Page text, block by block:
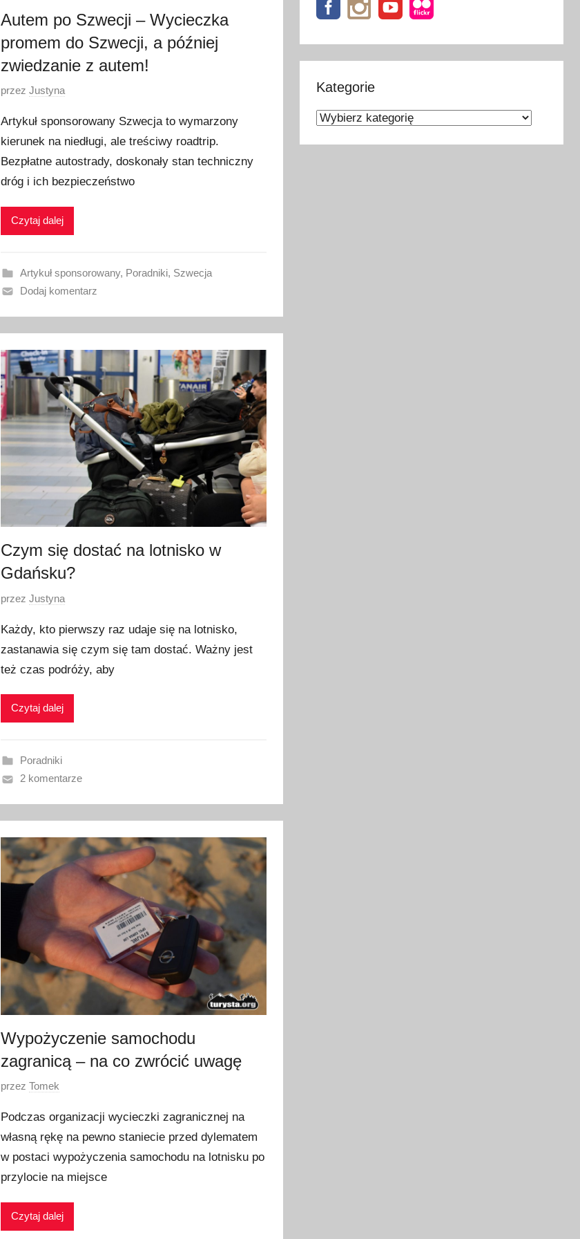
Autem po Szwecji – Wycieczka
promem do Szwecji, a później
zwiedzanie z autem!
O
u
b
l
i
w
n
o
a
ź
d
z
i
e
r
n
k
2
0
przezJustyna
Artykuł sponsorowany Szwecja to wymarzony
kierunek na niedługi, ale treściwy roadtrip.
Bezpłatne autostrady, doskonały stan techniczny
dróg i ich bezpieczeństwo
Czytaj dalej
Artykuł sponsorowany, Poradniki, Szwecja
Dodaj komentarz
Czym się dostać na lotnisko w
Gdańsku?
O
u
b
l
o
a
n
u
e
0
przezJustyna
Każdy, kto pierwszy raz udaje się na lotnisko,
zastanawia się czym się tam dostać. Ważny jest
też czas podróży, aby
Czytaj dalej
Poradniki
2 komentarze
Wypożyczenie samochodu
zagranicą – na co zwrócić uwagę
O
u
b
l
i
w
przezTomek
Podczas organizacji wycieczki zagranicznej na
własną rękę na pewno staniecie przed dylematem
w postaci wypożyczenia samochodu na lotnisku po
przylocie na miejsce
Czytaj dalej
Kategorie
Kategorie